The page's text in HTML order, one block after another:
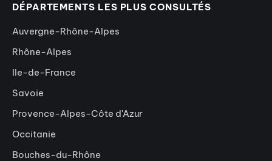
DÉPARTEMENTS LES PLUS CONSULTÉS
Auvergne-Rhône-Alpes
Rhône-Alpes
Ile-de-France
Savoie
Provence-Alpes-Côte d'Azur
Occitanie
Bouches-du-Rhône